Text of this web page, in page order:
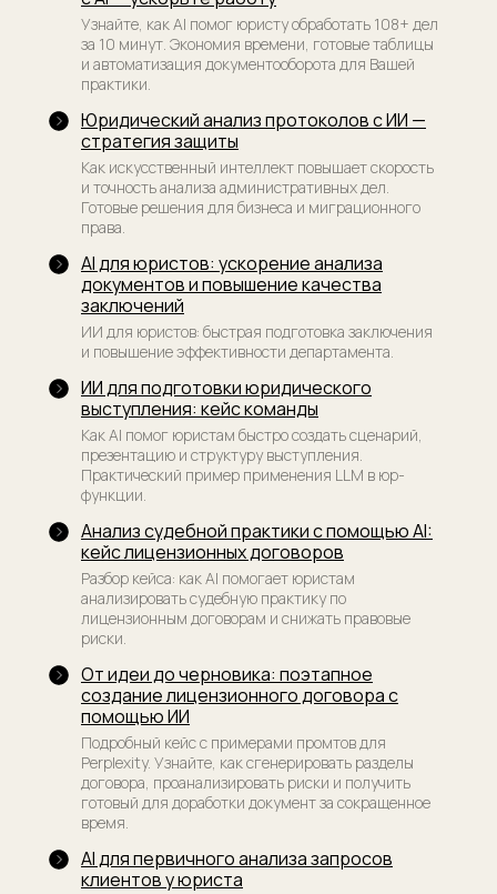
Узнайте, как AI помог юристу обработать 108+ дел
за 10 минут. Экономия времени, готовые таблицы
и автоматизация документооборота для Вашей
практики.
Юридический анализ протоколов с ИИ —
стратегия защиты
Как искусственный интеллект повышает скорость
и точность анализа административных дел.
Готовые решения для бизнеса и миграционного
права.
AI для юристов: ускорение анализа
документов и повышение качества
заключений
ИИ для юристов: быстрая подготовка заключения
и повышение эффективности департамента.
ИИ для подготовки юридического
выступления: кейс команды
Как AI помог юристам быстро создать сценарий,
презентацию и структуру выступления.
Практический пример применения LLM в юр-
функции.
Анализ судебной практики с помощью AI:
кейс лицензионных договоров
Разбор кейса: как AI помогает юристам
анализировать судебную практику по
лицензионным договорам и снижать правовые
риски.
От идеи до черновика: поэтапное
создание лицензионного договора с
помощью ИИ
Подробный кейс с примерами промтов для
Perplexity. Узнайте, как сгенерировать разделы
договора, проанализировать риски и получить
готовый для доработки документ за сокращенное
время.
AI для первичного анализа запросов
клиентов у юриста
ООО «Юридический менеджмент. Альтернативный
провайдер юридических услуг», ИНН 9 703 118 524,
КПП 770 301 001, ОГРН 1 227 700 762 475, 123 242,
г. Москва, ул. Красная Пресня, дом 7
Новости, кейсы, анонсы
Сведения об образовательной организации
Лицензия на образовательную деятельность
Договор-оферта
Политика конфиденциальности
Разработка сайта
Я прочитал(а) и принимаю условия
Пользовательского соглашения и Политики
конфиденциальности, я даю согласие
на обработку персональных данных и рассылку
материалов
Подписаться